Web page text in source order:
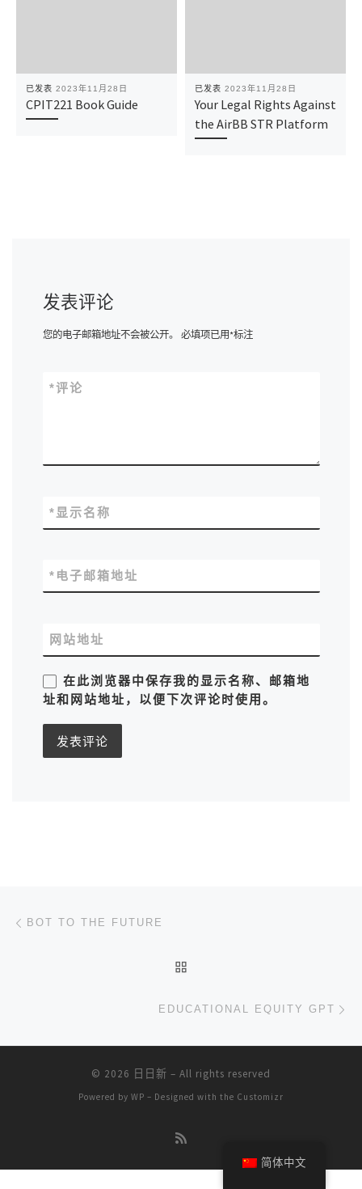
已发表 2023年11月28日
CPIT221 Book Guide
已发表 2023年11月28日
Your Legal Rights Against
the AirBB STR Platform
发表评论
您的电子邮箱地址不会被公开。 必填项已用*标注
评论
*
显示名称
*
电子邮箱地址
*
网站地址
在此浏览器中保存我的显示名称、邮箱地
址和网站地址，以便下次评论时使用。
文章导航
BOT TO THE FUTURE
EDUCATIONAL EQUITY GPT
© 2026 日日新 – All rights reserved
Powered by WP – Designed with the Customizr
简体中文